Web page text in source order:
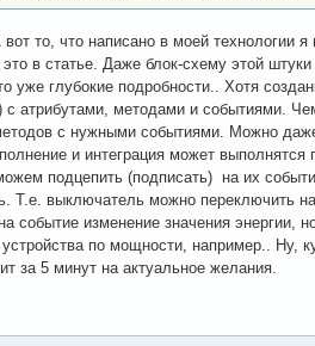
то, что написано в моей технологии
в статье. Даже блок-схему этой штуки
глубокие подробности.. Хотя
с атрибутами, методами и событиями.
с нужными событиями. Можно
и интеграция может выполнятся
подцепить (подписать) на их
выключатель можно переключить
событие изменение значения энергии,
по мощности, например.. Ну,
за 5 минут на актуальное желания.